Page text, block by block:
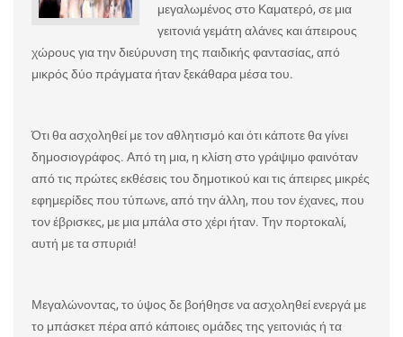
μεγαλωμένος στο Καματερό, σε μια
γειτονιά γεμάτη αλάνες και άπειρους
χώρους για την διεύρυνση της παιδικής φαντασίας, από
μικρός δύο πράγματα ήταν ξεκάθαρα μέσα του.
Ότι θα ασχοληθεί με τον αθλητισμό και ότι κάποτε θα γίνει
δημοσιογράφος. Από τη μια, η κλίση στο γράψιμο φαινόταν
από τις πρώτες εκθέσεις του δημοτικού και τις άπειρες μικρές
εφημερίδες που τύπωνε, από την άλλη, που τον έχανες, που
τον έβρισκες, με μια μπάλα στο χέρι ήταν. Την πορτοκαλί,
αυτή με τα σπυριά!
Μεγαλώνοντας, το ύψος δε βοήθησε να ασχοληθεί ενεργά με
το μπάσκετ πέρα από κάποιες ομάδες της γειτονιάς ή τα